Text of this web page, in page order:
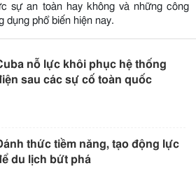
sự an toàn hay không và những công
dụng phổ biến hiện nay.
nỗ lực khôi phục hệ thống
sau các sự cố toàn quốc
thức tiềm năng, tạo động lực
du lịch bứt phá